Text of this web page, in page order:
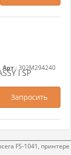
I SP
Арт.: 302M294240
Запросить
FS-1041, принтере